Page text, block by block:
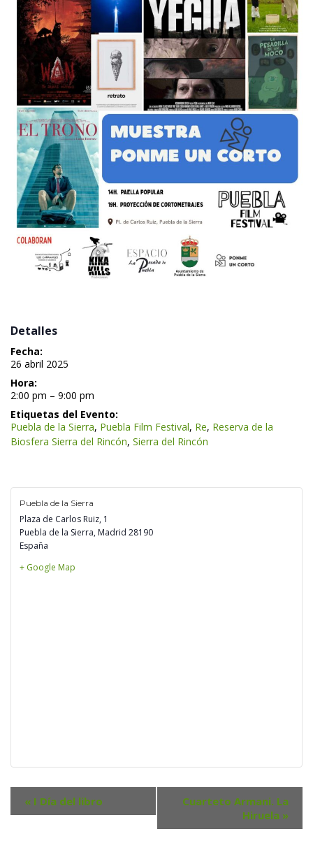
Detalles
Fecha:
26 abril 2025
Hora:
2:00 pm – 9:00 pm
Etiquetas del Evento:
Puebla de la Sierra, Puebla Film Festival, Re, Reserva de la
Biosfera Sierra del Rincón, Sierra del Rincón
Puebla de la Sierra
Plaza de Carlos Ruiz, 1
Puebla de la Sierra, Madrid 28190
España
+ Google Map
a
« I Día del libro
Cuarteto Armani. La
Hiruela »